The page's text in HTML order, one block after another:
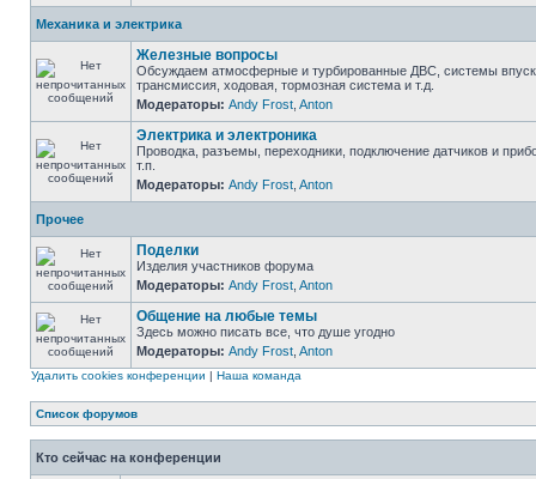
Механика и электрика
Железные вопросы
Обсуждаем атмосферные и турбированные ДВС, системы
трансмиссия, ходовая, тормозная система и т.д.
Модераторы: Andy Frost Anton
Электрика и электроника
Проводка, разъемы, переходники, подключение датчиков и
т.п.
Модераторы: Andy Frost Anton
Прочее
Поделки
Изделия участников форума
Модераторы: Andy Frost Anton
Общение на любые темы
Здесь можно писать все, что душе угодно
Модераторы: Andy Frost Anton
Удалить cookies конференции | Наша команда
Список форумов
Кто сейчас на конференции